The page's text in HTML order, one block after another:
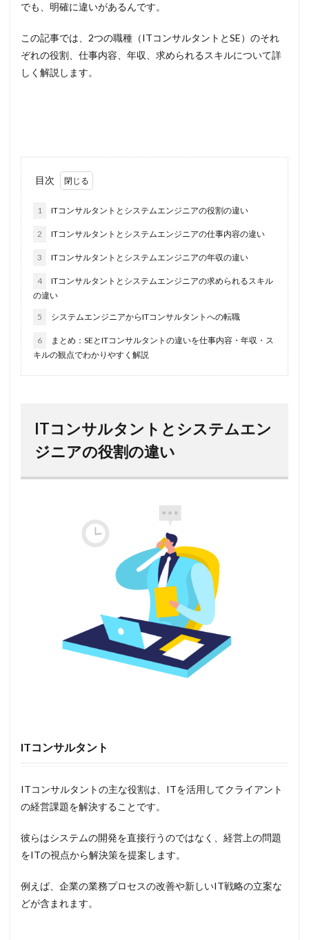
でも、明確に違いがあるんです。
この記事では、2つの職種（ITコンサルタントとSE）のそれ
ぞれの役割、仕事内容、年収、求められるスキルについて詳
しく解説します。
目次
1 ITコンサルタントとシステムエンジニアの役割の違い
2 ITコンサルタントとシステムエンジニアの仕事内容の違い
3 ITコンサルタントとシステムエンジニアの年収の違い
4
ITコンサルタントとシステムエンジニアの求められるスキル
の違い
5 システムエンジニアからITコンサルタントへの転職
6
まとめ：SEとITコンサルタントの違いを仕事内容・年収・ス
キルの観点でわかりやすく解説
ITコンサルタントとシステムエン
ジニアの役割の違い
ITコンサルタント
ITコンサルタントの主な役割は、ITを活用してクライアント
の経営課題を解決することです。
彼らはシステムの開発を直接行うのではなく、経営上の問題
をITの視点から解決策を提案します。
例えば、企業の業務プロセスの改善や新しいIT戦略の立案な
どが含まれます。